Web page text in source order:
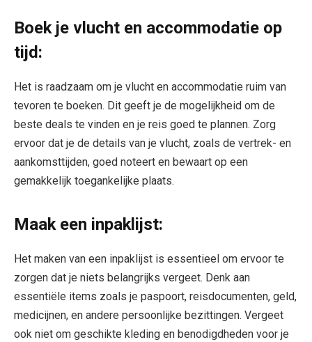
Boek je vlucht en accommodatie op
tijd:
Het is raadzaam om je vlucht en accommodatie ruim van
tevoren te boeken. Dit geeft je de mogelijkheid om de
beste deals te vinden en je reis goed te plannen. Zorg
ervoor dat je de details van je vlucht, zoals de vertrek- en
aankomsttijden, goed noteert en bewaart op een
gemakkelijk toegankelijke plaats.
Maak een inpaklijst:
Het maken van een inpaklijst is essentieel om ervoor te
zorgen dat je niets belangrijks vergeet. Denk aan
essentiële items zoals je paspoort, reisdocumenten, geld,
medicijnen, en andere persoonlijke bezittingen. Vergeet
ook niet om geschikte kleding en benodigdheden voor je